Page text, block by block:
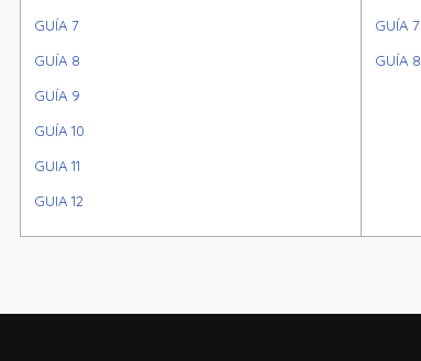
GUÍA 7
GUÍA 8
GUÍA 9
GUÍA 10
GUIA 11
GUIA 12
GUÍA 7
GUÍA 8